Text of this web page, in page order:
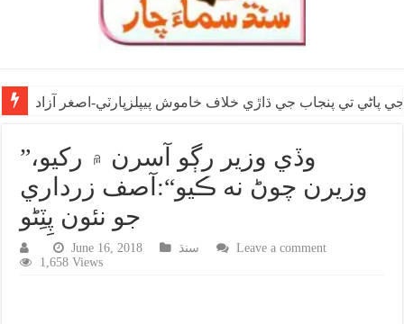
پاڻي تي پنجاب جي ڌاڙي خلاف خاموش پيپلزپارٽي-اصغر آزاد
”وڏي وزير رڳو آسرن ۾ رکيو،
وزيرن چوڻ نه ڪيو“:آصف زرداري
جو نئون پِٽِڻو
June 16, 2018 سنڌ
Leave a comment
1,658 Views